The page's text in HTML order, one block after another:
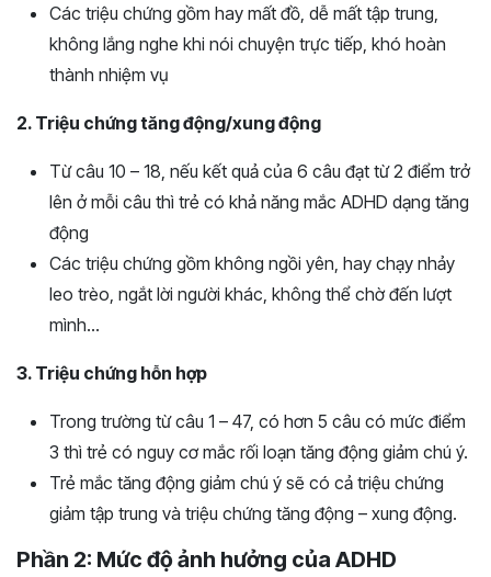
Các triệu chứng gồm hay mất đồ, dễ mất tập trung,
không lắng nghe khi nói chuyện trực tiếp, khó hoàn
thành nhiệm vụ
2. Triệu chứng tăng động/xung động
Từ câu 10 – 18, nếu kết quả của 6 câu đạt từ 2 điểm trở
lên ở mỗi câu thì trẻ có khả năng mắc ADHD dạng tăng
động
Các triệu chứng gồm không ngồi yên, hay chạy nhảy
leo trèo, ngắt lời người khác, không thể chờ đến lượt
mình…
3. Triệu chứng hỗn hợp
Trong trường từ câu 1 – 47, có hơn 5 câu có mức điểm
3 thì trẻ có nguy cơ mắc rối loạn tăng động giảm chú ý.
Trẻ mắc tăng động giảm chú ý sẽ có cả triệu chứng
giảm tập trung và triệu chứng tăng động – xung động.
Phần 2: Mức độ ảnh hưởng của ADHD